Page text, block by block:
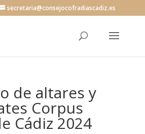
secretaria@consejocofradiascadiz.es
de altares y
Corpus
Cádiz 2024